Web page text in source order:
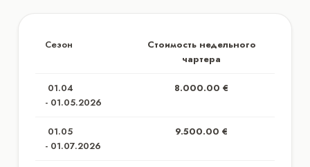
Сезон
Стоимость недельного
чартера
01.04
- 01.05.2026
8.000.00 €
01.05
- 01.07.2026
9.500.00 €